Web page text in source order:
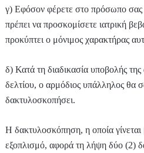
γ) Εφόσον φέρετε στο πρόσωπο σας
πρέπει να προσκομίσετε ιατρική
προκύπτει ο μόνιμος χαρακτήρας
δ) Κατά τη διαδικασία υποβολής
δελτίου, ο αρμόδιος υπάλληλος θα
δακτυλοσκοπήσει.
Η δακτυλοσκόπηση, η οποία γίνεται
εξοπλισμό, αφορά τη λήψη δύο (2)